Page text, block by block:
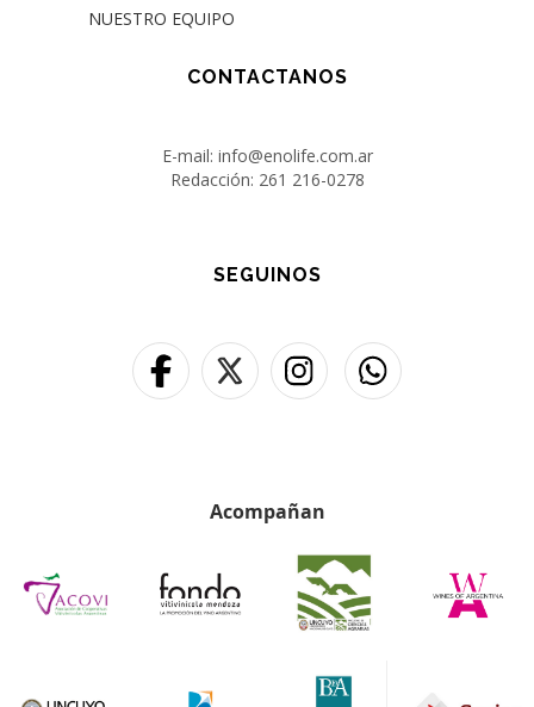
NUESTRO EQUIPO
CONTACTANOS
E-mail: info@enolife.com.ar
Redacción: 261 216-0278
SEGUINOS
Acompañan